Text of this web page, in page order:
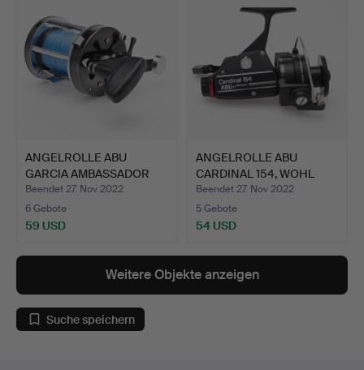
ANGELROLLE ABU
GARCIA AMBASSADOR
7000 C, 1…
Beendet 27. Nov 2022
6 Gebote
59 USD
ANGELROLLE ABU
CARDINAL 154, WOHL
70ER JAH…
Beendet 27. Nov 2022
5 Gebote
54 USD
Weitere Objekte anzeigen
Suche speichern